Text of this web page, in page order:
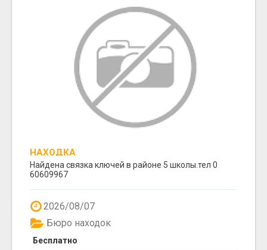
НАХОДКА
Найдена связка ключей в районе 5 школы.тел 0
60609967
2026/08/07
Бесплатно
Бюро находок